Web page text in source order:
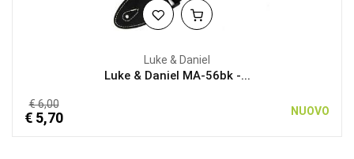
Luke & Daniel
Luke & Daniel MA-56bk -...
€ 6,00
€ 5,70 NUOVO